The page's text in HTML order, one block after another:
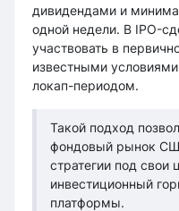
дивидендами и
одной недели. В IPO-
участвовать в
известными
локап-периодом.
Такой подход
фондовый рынок
стратегии под свои
инвестиционный
платформы.